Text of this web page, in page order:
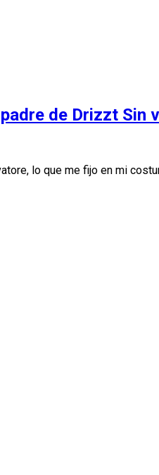
de Drizzt Sin
lo que me fijo en mi